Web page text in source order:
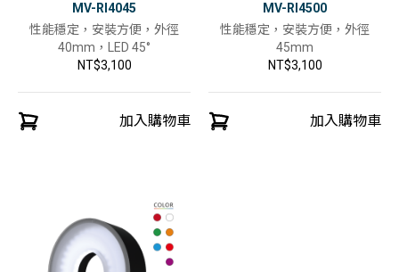
MV-RI4045
性能穩定，安裝方便，外徑
40mm，LED 45°
NT$3,100
加入購物車
MV-RI4500
性能穩定，安裝方便，外徑
45mm
NT$3,100
加入購物車